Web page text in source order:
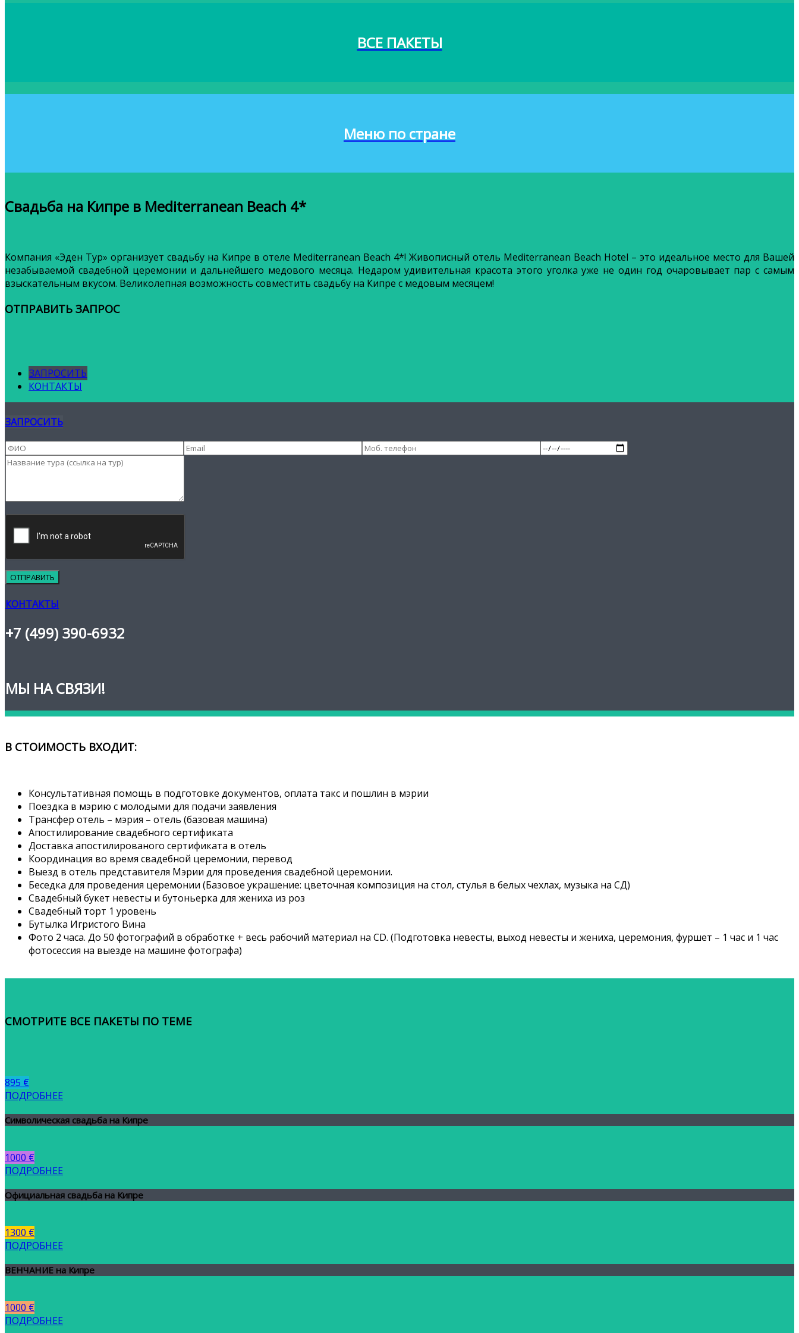
ВСЕ ПАКЕТЫ
Меню по стране
Свадьба на Кипре в Mediterranean Beach 4*
Компания «Эден Тур» организует свадьбу на Кипре в отеле Mediterranean Beach 4*! Живописный отель Mediterranean Beach Hotel – это идеальное место для Вашей
незабываемой свадебной церемонии и дальнейшего медового месяца. Недаром удивительная красота этого уголка уже не один год очаровывает пар с самым
взыскательным вкусом. Великолепная возможность совместить свадьбу на Кипре с медовым месяцем!
ОТПРАВИТЬ ЗАПРОС
ЗАПРОСИТЬ
КОНТАКТЫ
ЗАПРОСИТЬ
КОНТАКТЫ
+7 (499) 390-6932
МЫ НА СВЯЗИ!
В СТОИМОСТЬ ВХОДИТ:
Консультативная помощь в подготовке документов, оплата такс и пошлин в мэрии
Поездка в мэрию с молодыми для подачи заявления
Трансфер отель – мэрия – отель (базовая машина)
Апостилирование свадебного сертификата
Доставка апостилированого сертификата в отель
Координация во время свадебной церемонии, перевод
Выезд в отель представителя Мэрии для проведения свадебной церемонии.
Беседка для проведения церемонии (Базовое украшение: цветочная композиция на стол, стулья в белых чехлах, музыка на СД)
Свадебный букет невесты и бутоньерка для жениха из роз
Свадебный торт 1 уровень
Бутылка Игристого Вина
Фото 2 часа. До 50 фотографий в обработке + весь рабочий материал на CD. (Подготовка невесты, выход невесты и жениха, церемония, фуршет – 1 час и 1 час
фотосессия на выезде на машине фотографа)
СМОТРИТЕ ВСЕ ПАКЕТЫ ПО ТЕМЕ
895 €
ПОДРОБНЕЕ
Символическая свадьба на Кипре
1000 €
ПОДРОБНЕЕ
Официальная свадьба на Кипре
1300 €
ПОДРОБНЕЕ
ВЕНЧАНИЕ на Кипре
1000 €
ПОДРОБНЕЕ